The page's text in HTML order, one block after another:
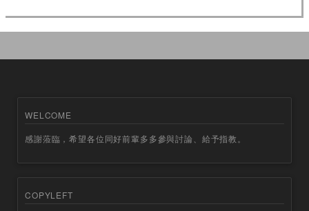
WELCOME
感謝蒞臨，希望各位同好前輩多多參與討論、給予指教。
COPYLEFT